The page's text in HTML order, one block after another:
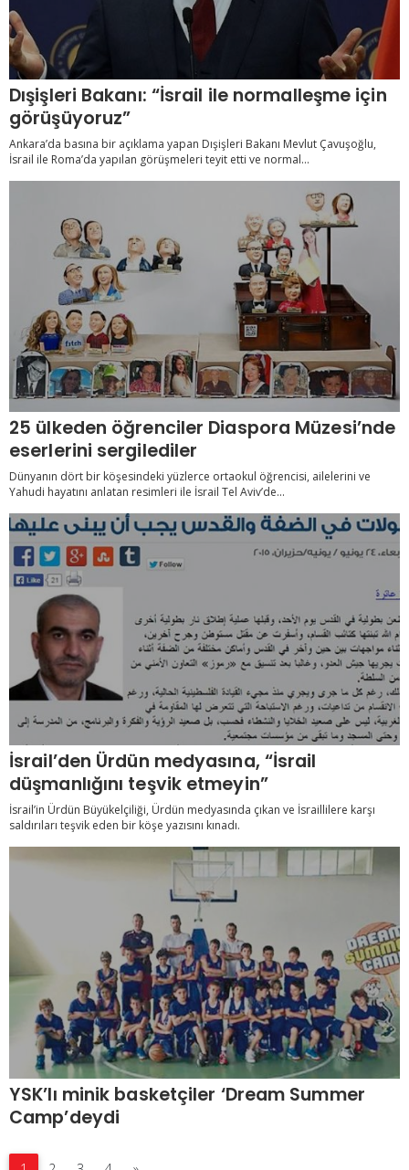
Dışişleri Bakanı: “İsrail ile normalleşme için
görüşüyoruz”
Ankara’da basına bir açıklama yapan Dışişleri Bakanı Mevlut Çavuşoğlu,
İsrail ile Roma’da yapılan görüşmeleri teyit etti ve normal...
25 ülkeden öğrenciler Diaspora Müzesi’nde
eserlerini sergilediler
Dünyanın dört bir köşesindeki yüzlerce ortaokul öğrencisi, ailelerini ve
Yahudi hayatını anlatan resimleri ile İsrail Tel Aviv’de...
İsrail’den Ürdün medyasına, “İsrail
düşmanlığını teşvik etmeyin”
İsrail’in Ürdün Büyükelçiliği, Ürdün medyasında çıkan ve İsraillilere karşı
saldırıları teşvik eden bir köşe yazısını kınadı.
YSK’lı minik basketçiler ‘Dream Summer
Camp’deydi